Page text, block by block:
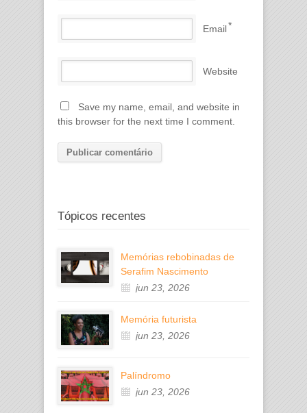
Email*
Website
Save my name, email, and website in
this browser for the next time I comment.
Tópicos recentes
Memórias rebobinadas de
Serafim Nascimento
jun 23, 2026
Memória futurista
jun 23, 2026
Palíndromo
jun 23, 2026